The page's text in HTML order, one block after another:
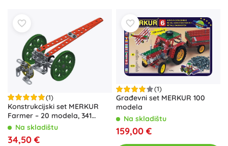
(1)
Konstrukcijski set MERKUR
Farmer – 20 modela, 341
dijelova
Na skladištu
34,50 €
(1)
Građevni set MERKUR 100
modela
Na skladištu
159,00 €